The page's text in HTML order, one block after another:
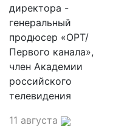
директора -
генеральный
продюсер «ОРТ/
Первого канала»,
член Академии
российского
телевидения
11 августа